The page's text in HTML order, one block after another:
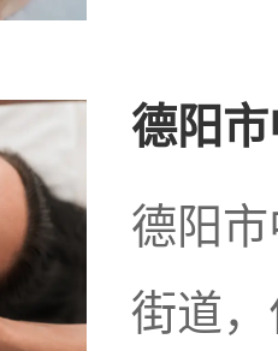
德阳
德阳
街道